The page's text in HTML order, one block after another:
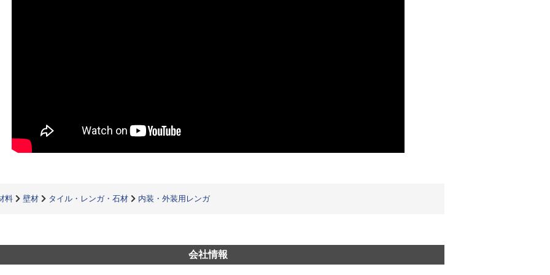
料 壁材 タイル・レンガ・石材 内装・外装用レンガ
会社情報